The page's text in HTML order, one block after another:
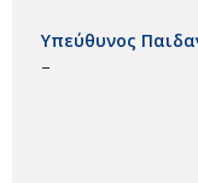
Υπεύθυνος
–